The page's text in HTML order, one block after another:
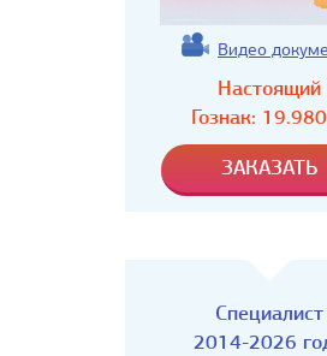
Видео
Настоящий
Гознак: 19.980
Специалист
2014-2026